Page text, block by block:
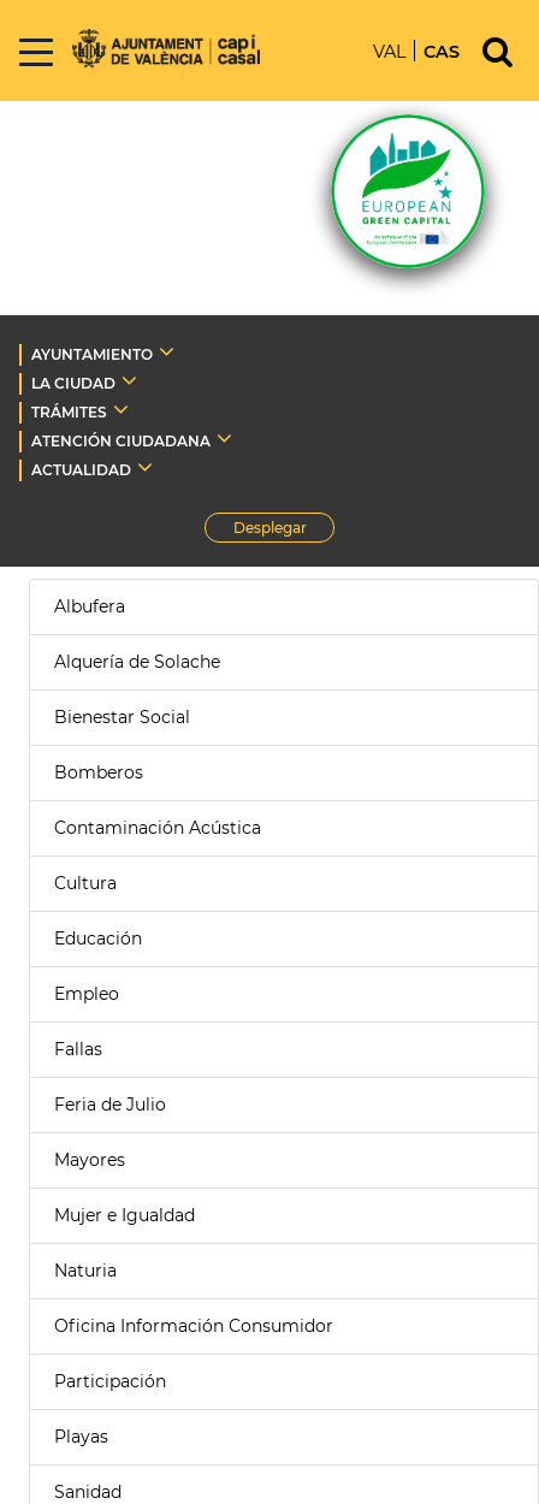
VAL CAS
AYUNTAMIENTO
LA CIUDAD
TRÁMITES
ATENCIÓN CIUDADANA
ACTUALIDAD
Desplegar
Albufera
Alquería de Solache
Bienestar Social
Bomberos
Contaminación Acústica
Cultura
Educación
Empleo
Fallas
Feria de Julio
Mayores
Mujer e Igualdad
Naturia
Oficina Información Consumidor
Participación
Playas
Sanidad